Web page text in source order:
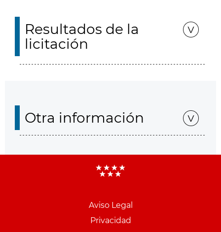
Resultados de la
licitación
Otra información
Aviso Legal
Privacidad